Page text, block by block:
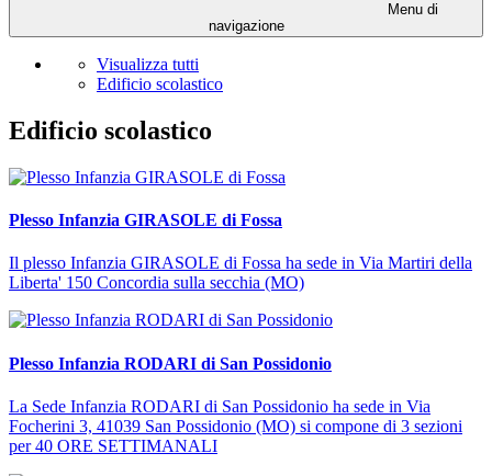
Menu di
navigazione
Visualizza tutti
Edificio scolastico
Edificio scolastico
Plesso Infanzia GIRASOLE di Fossa
Il plesso Infanzia GIRASOLE di Fossa ha sede in Via Martiri della
Liberta' 150 Concordia sulla secchia (MO)
Plesso Infanzia RODARI di San Possidonio
La Sede Infanzia RODARI di San Possidonio ha sede in Via
Focherini 3, 41039 San Possidonio (MO) si compone di 3 sezioni
per 40 ORE SETTIMANALI